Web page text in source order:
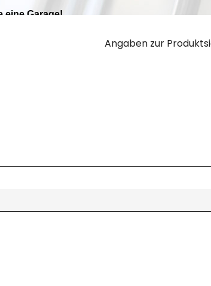
Angaben zur